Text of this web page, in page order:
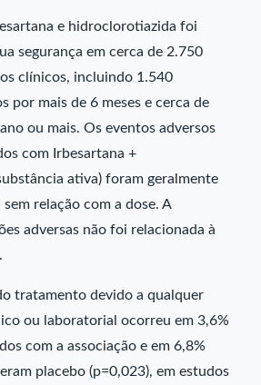
e hidroclorotiazida foi
segurança em cerca de 2.750
clínicos, incluindo 1.540
por mais de 6 meses e cerca de
ou mais. Os eventos adversos
com Irbesartana +
ativa) foram geralmente
relação com a dose. A
adversas não foi relacionada à
tratamento devido a qualquer
ou laboratorial ocorreu em 3,6%
com a associação e em 6,8%
placebo (p=0,023), em estudos